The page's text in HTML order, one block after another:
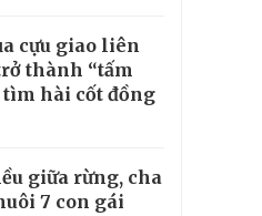
cựu giao liên
thành “tấm
tìm hài cốt đồng
giữa rừng, cha
7 con gái